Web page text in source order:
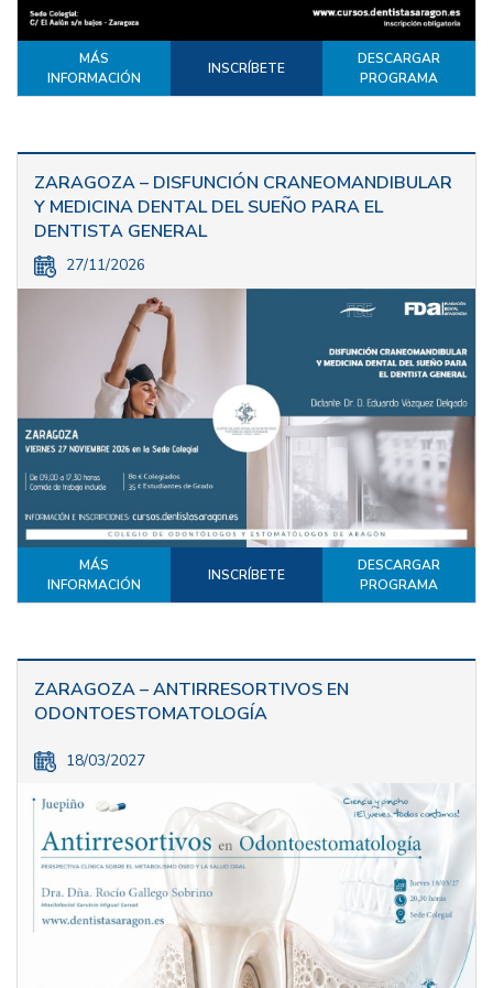
MÁS
INFORMACIÓN
INSCRÍBETE
DESCARGAR
PROGRAMA
ZARAGOZA – DISFUNCIÓN CRANEOMANDIBULAR
Y MEDICINA DENTAL DEL SUEÑO PARA EL
DENTISTA GENERAL
27/11/2026
MÁS
INFORMACIÓN
INSCRÍBETE
DESCARGAR
PROGRAMA
ZARAGOZA – ANTIRRESORTIVOS EN
ODONTOESTOMATOLOGÍA
18/03/2027